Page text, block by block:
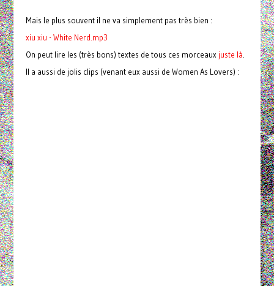
Mais le plus souvent il ne va simplement pas très bien :
xiu xiu - White Nerd.mp3
On peut lire les (très bons) textes de tous ces morceaux juste là
Il a aussi de jolis clips (venant eux aussi de Women As Lovers) :